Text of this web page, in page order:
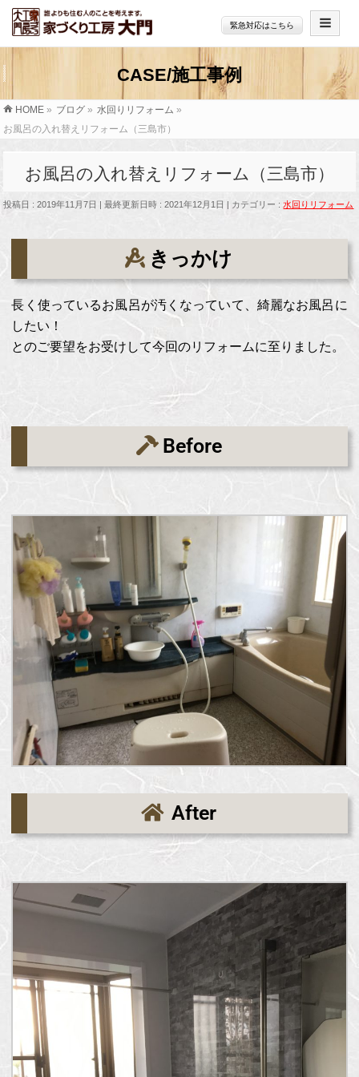
緊急対応はこちら
HOME » ブログ » 水回りリフォーム »
お風呂の入れ替えリフォーム（三島市）
お風呂の入れ替えリフォーム（三島市）
投稿日 : 2019年11月7日 最終更新日時 : 2021年12月1日 カテゴリー :水回りリフォーム
きっかけ
長く使っているお風呂が汚くなっていて、綺麗なお風呂に
したい！
とのご要望をお受けして今回のリフォームに至りました。
Before
After